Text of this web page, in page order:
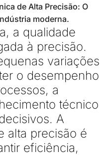
de Alta Precisão: O
moderna.
a qualidade
à precisão.
variações
o desempenho
a
técnico
A
alta precisão é
eficiência,